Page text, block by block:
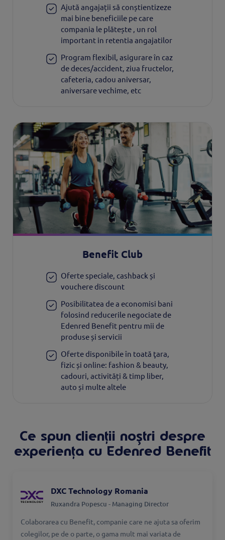
Ajută angajații să conștientizeze
mai bine beneficiile pe care
compania le plătește , un rol
important in retentia angajatilor
Program flexibil, asigurare în caz
de deces/accident, ziua fructelor,
cafeteria, cadou aniversar,
aniversare vechime, etc
Benefit Club
Oferte speciale, cashback și
vouchere discount
Posibilitatea de a economisi bani
folosind reducerile negociate de
Edenred Benefit pentru mii de
produse și servicii
Oferte disponibile în toată ţara,
fizic și online: fashion & beauty,
cadouri, activități & timp liber,
auto și multe altele
Ce spun clienții noștri despre
experiența cu Edenred Benefit
DXC Technology Romania
Ruxandra Popescu - Managing Director
Colaborarea cu Benefit, companie care ne ajuta sa oferim
colegilor, pe de o parte, o gama mult mai variata de